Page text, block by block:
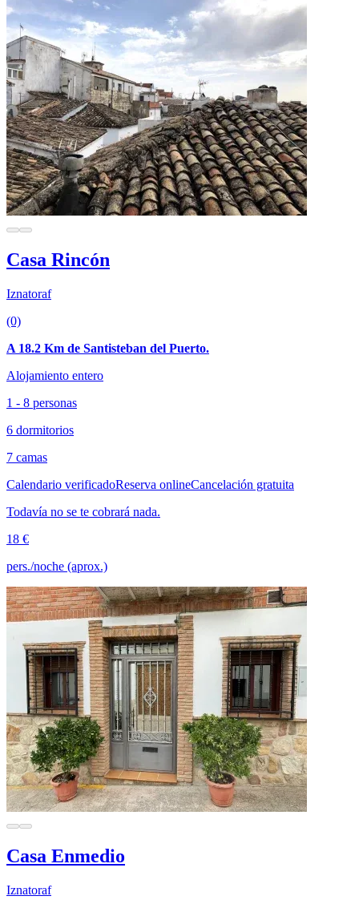
Casa Rincón
Iznatoraf
(0)
A 18.2 Km de Santisteban del Puerto.
Alojamiento entero
1 - 8 personas
6 dormitorios
7 camas
Calendario verificadoReserva onlineCancelación gratuita
Todavía no se te cobrará nada.
18 €
pers./noche (aprox.)
Casa Enmedio
Iznatoraf